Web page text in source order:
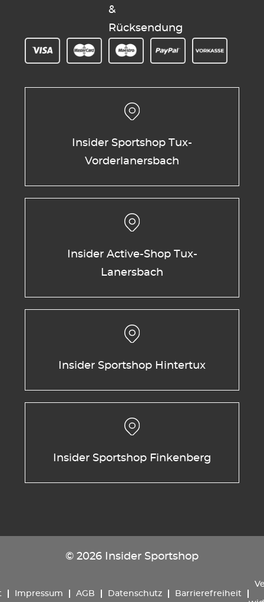
&
Rücksendung
Insider Sportshop Tux-
Vorderlanersbach
Insider Active-Shop Tux-
Lanersbach
Insider Sportshop Hintertux
Insider Sportshop Finkenberg
© 2026 Insider Sportshop
Impressum AGB Datenschutz Barrierefreiheit